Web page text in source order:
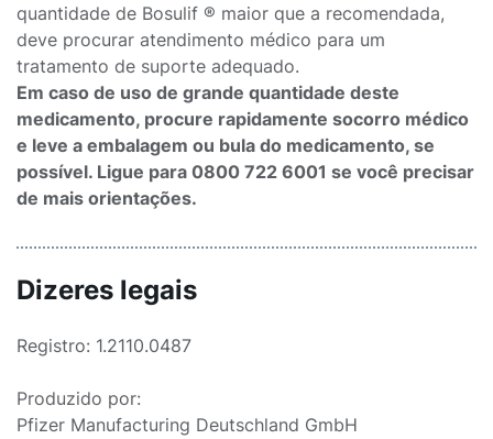
quantidade de Bosulif ® maior que a recomendada,
deve procurar atendimento médico para um
tratamento de suporte adequado.
Em caso de uso de grande quantidade deste
medicamento, procure rapidamente socorro médico
e leve a embalagem ou bula do medicamento, se
possível. Ligue para 0800 722 6001 se você precisar
de mais orientações.
Dizeres legais
Registro: 1.2110.0487
Produzido por:
Pfizer Manufacturing Deutschland GmbH